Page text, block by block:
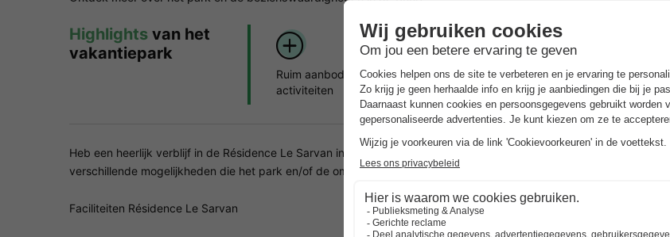
Highlights van het
vakantiepark
Ruim aanbod aan
activiteiten
Overdekt
zwembad
Les Trois Vallées
skigebied
Heb een heerlijk verblijf in de Résidence Le Sarvan in Les Menuires. Je zult gebruik kunnen maken van de
verschillende mogelijkheden die het park en/of de omgeving bieden.
Faciliteiten Résidence Le Sarvan